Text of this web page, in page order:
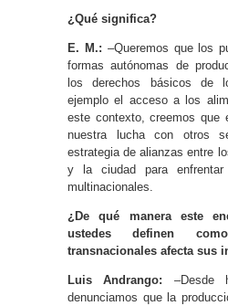
¿Qué significa?
E. M.: –Queremos que los
formas autónomas de
los derechos básicos de
ejemplo el acceso a los
este contexto, creemos que
nuestra lucha con otros
estrategia de alianzas entre
y la ciudad para
multinacionales.
¿De qué manera este
ustedes definen
transnacionales afecta sus
Luis Andrango: –Desde
denunciamos que la